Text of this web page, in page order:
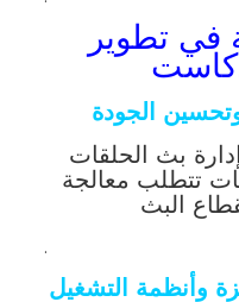
في تطوير
بث الحلقات
تتطلب معالجة
.